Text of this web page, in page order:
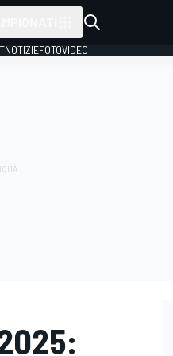
NOTIZIEFOTOVIDEO